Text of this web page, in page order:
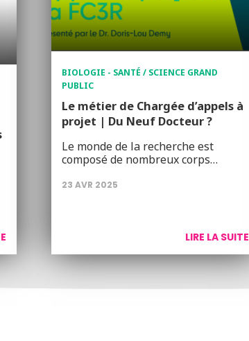
BIOLOGIE - SANTÉ / SCIENCE GRAND
PUBLIC
Le métier de Chargée d’appels à
projet | Du Neuf Docteur ?
Le monde de la recherche est
composé de nombreux corps…
23 AVR 2025
LIRE LA SUITE